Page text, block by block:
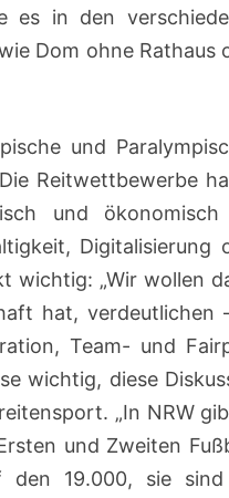
es in den
Dom ohne Rathaus
und
Reitwettbewerbe
und ökonomisch
Digitalisierung
wichtig: „Wir wollen
hat, verdeutlichen
Team- und
wichtig, diese
„In NRW
und Zweiten
den 19.000, sie